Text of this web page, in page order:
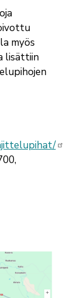
myös
lisättiin